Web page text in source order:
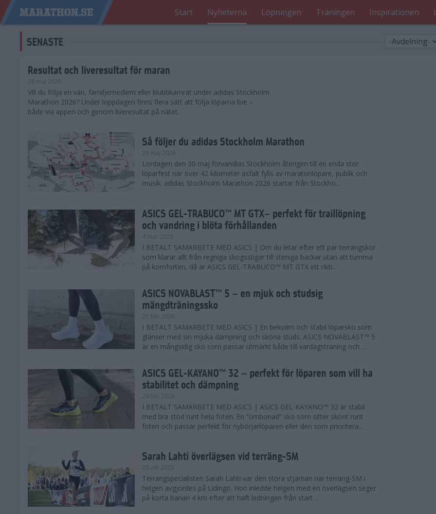
Start Nyheterna Löpningen Träningen Inspirationen
SENASTE
Resultat och liveresultat för maran
28 maj 2026
​Vill du följa en vän, familjemedlem eller klubbkamrat under adidas Stockholm
Marathon 2026? Under loppdagen finns flera sätt att följa löparna live –
både via appen och genom liveresultat på nätet.
Så följer du adidas Stockholm Marathon
28 maj 2026
Lördagen den 30 maj förvandlas Stockholm återigen till en enda stor
löparfest när över 42 kilometer asfalt fylls av maratonlöpare, publik och
musik. adidas Stockholm Marathon 2026 startar från Stockho...
ASICS GEL-TRABUCO™ MT GTX– perfekt för traillöpning
och vandring i blöta förhållanden
4 mar 2026
I BETALT SAMARBETE MED ASICS | Om du letar efter ett par terrängskor
som klarar allt från regniga skogsstigar till steniga backar utan att tumma
på komforten, då är ASICS GEL-TRABUCO™ MT GTX ett rikti...
ASICS NOVABLAST™ 5 – en mjuk och studsig
mängdträningssko
25 feb 2026
I BETALT SAMARBETE MED ASICS | En bekväm och stabil löparsko som
glänser med sin mjuka dämpning och sköna studs. ASICS NOVABLAST™ 5
är en mångsidig sko som passar utmärkt både till vardagsträning och ...
ASICS GEL-KAYANO™ 32 – perfekt för löparen som vill ha
stabilitet och dämpning
24 feb 2026
I BETALT SAMARBETE MED ASICS | ASICS GEL-KAYANO™ 32 är stabil
med bra stöd runt hela foten. En ”ombonad” sko som sitter skönt runt
foten och passar perfekt för nybörjarlöparen eller den som prioritera...
Sarah Lahti överlägsen vid terräng-SM
20 okt 2025
Terrängspecialisten Sarah Lahti var den stora stjärnan när terräng-SM i
helgen avgjordes på Lidingö. Hon inledde helgen med en överlägsen seger
på korta banan 4 km efter att haft ledningen från start ...